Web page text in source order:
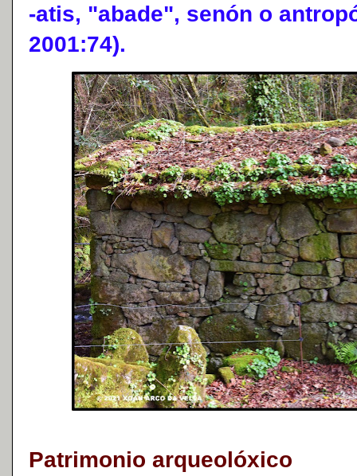
-atis, "abade", senón o
2001:74).
Patrimonio arqueolóxico